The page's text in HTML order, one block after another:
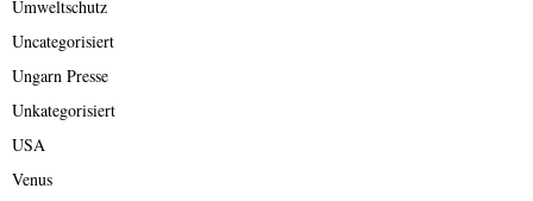
Umweltschutz
Uncategorisiert
Ungarn Presse
Unkategorisiert
USA
Venus